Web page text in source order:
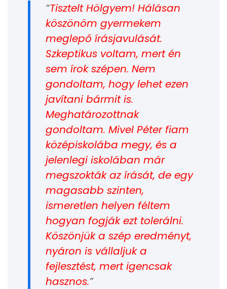
Tisztelt Hölgyem! Hálásan
köszönöm gyermekem
meglepő írásjavulását.
Szkeptikus voltam, mert én
sem írok szépen. Nem
gondoltam, hogy lehet ezen
javítani bármit is.
Meghatározottnak
gondoltam. Mivel Péter fiam
középiskolába megy, és a
jelenlegi iskolában már
megszokták az írását, de egy
magasabb szinten,
ismeretlen helyen féltem
hogyan fogják ezt tolerálni.
Köszönjük a szép eredményt,
nyáron is vállaljuk a
fejlesztést, mert igencsak
hasznos.